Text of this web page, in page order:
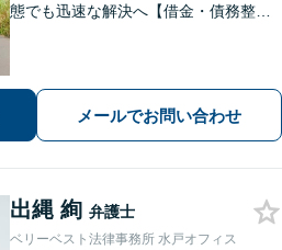
態でも迅速な解決へ【借金・債務整
可】【休日・夜間対応可】
メールでお問い合わせ
出縄 絢 弁護士
ベリーベスト法律事務所 水戸オフィス